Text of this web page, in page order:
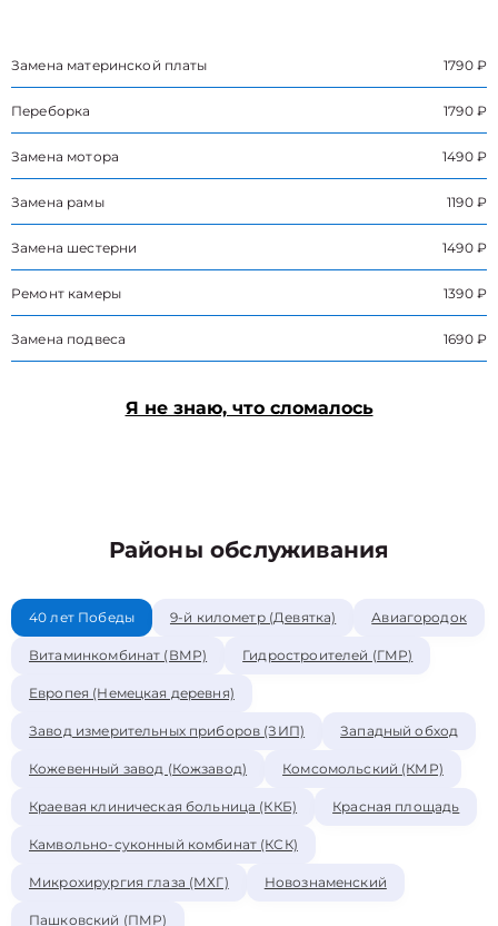
Замена материнской платы 1790 ₽
Переборка 1790 ₽
Замена мотора 1490 ₽
Замена рамы 1190 ₽
Замена шестерни 1490 ₽
Ремонт камеры 1390 ₽
Замена подвеса 1690 ₽
Я не знаю, что сломалось
Районы обслуживания
40 лет Победы 9-й километр (Девятка) Авиагородок
Витаминкомбинат (ВМР) Гидростроителей (ГМР)
Европея (Немецкая деревня)
Завод измерительных приборов (ЗИП) Западный обход
Кожевенный завод (Кожзавод) Комсомольский (КМР)
Краевая клиническая больница (ККБ) Красная площадь
Камвольно-суконный комбинат (КСК)
Микрохирургия глаза (МХГ) Новознаменский
Пашковский (ПМР)